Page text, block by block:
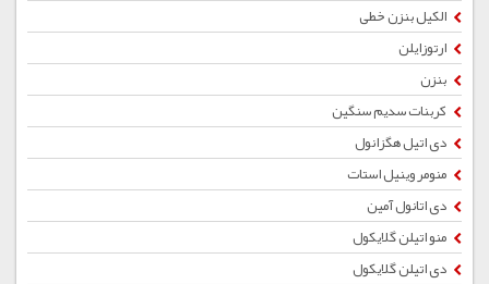
الکیل بنزن خطی
ارتوزایلن
بنزن
کربنات سدیم سنگین
دی اتیل هگزانول
منومر وینیل استات
دی اتانول آمین
منو اتیلن گلایکول
دی اتیلن گلایکول